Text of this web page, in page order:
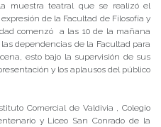
muestra teatral que se realizó el
de la Facultad de Filosofía y
comenzó a las 10 de la mañana
dependencias de la Facultad para
esto bajo la supervisión de sus
y los aplausos del público
Comercial de Valdivia , Colegio
y Liceo San Conrado de la